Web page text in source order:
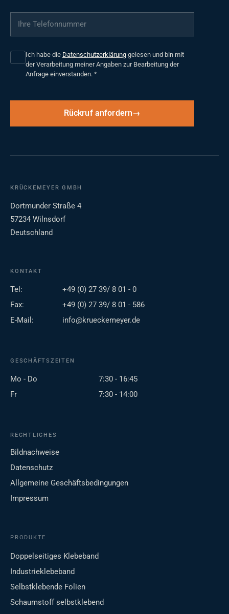
Ihre Telefonnummer
Ich habe die Datenschutzerklärung gelesen und bin mit
der Verarbeitung meiner Angaben zur Bearbeitung der
Anfrage einverstanden. *
Rückruf anfordern
KRÜCKEMEYER GMBH
Dortmunder Straße 4
57234 Wilnsdorf
Deutschland
KONTAKT
Tel:
+49 (0) 27 39/ 8 01 - 0
Fax:
+49 (0) 27 39/ 8 01 - 586
E-Mail:
info@krueckemeyer.de
GESCHÄFTSZEITEN
Mo - Do
7:30 - 16:45
Fr
7:30 - 14:00
RECHTLICHES
Bildnachweise
Datenschutz
Allgemeine Geschäftsbedingungen
Impressum
PRODUKTE
Doppelseitiges Klebeband
Industrieklebeband
Selbstklebende Folien
Schaumstoff selbstklebend